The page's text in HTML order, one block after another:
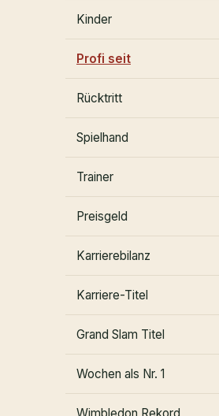
Kinder
Profi seit
Rücktritt
Spielhand
Trainer
Preisgeld
Karrierebilanz
Karriere-Titel
Grand Slam Titel
Wochen als Nr. 1